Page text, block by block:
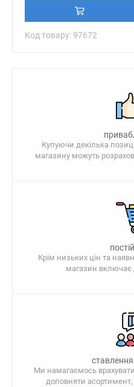
Код товару: 97672
Купуючи декілька
магазину можуть
Крім низьких цін та
магазин включає
ставлення
Ми намагаємось
доповняти